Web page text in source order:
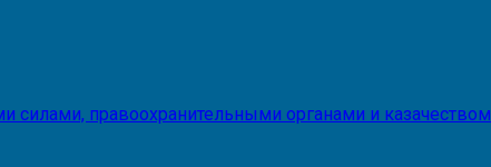
правоохранительными органами и казачеством